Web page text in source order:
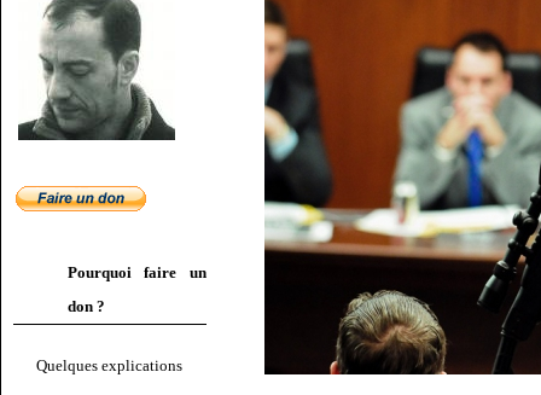
Pourquoi faire un
don ?
Quelques explications